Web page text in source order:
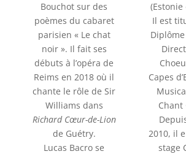
Bouchot sur des
poèmes du cabaret
parisien « Le chat
noir ». Il fait ses
débuts à l’opéra de
Reims en 2018 où il
chante le rôle de Sir
Williams dans
Richard Cœur-de-Lion
de Guétry.
Lucas Bacro se
(Estonie
Il est
Diplôme
Capes
Chant
2010, il
stage